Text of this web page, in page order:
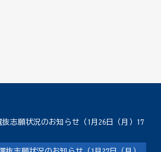
志願状況のお知らせ（1月26日（月）17